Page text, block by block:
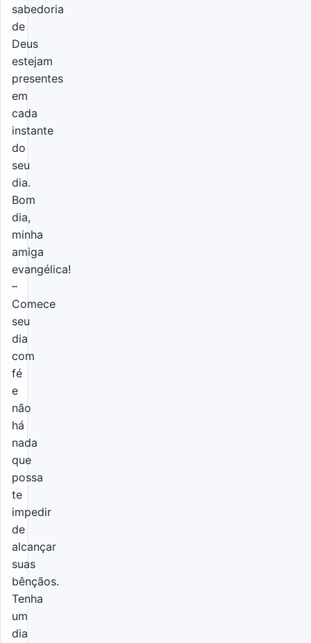
sabedoria
de
Deus
estejam
presentes
em
cada
instante
do
seu
dia.
Bom
dia,
minha
amiga
evangélica!
–
Comece
seu
dia
com
fé
e
não
há
nada
que
possa
te
impedir
de
alcançar
suas
bênçãos.
Tenha
um
dia